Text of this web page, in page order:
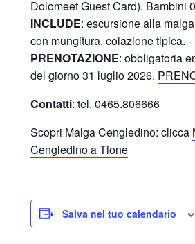
Dolomeet Guest Card). Bambini
INCLUDE: escursione alla
con mungitura, colazione tipica.
PRENOTAZIONE: obbligatoria
del giorno 31 luglio 2026.
Contatti: tel. 0465.806666
Scopri Malga Cengledino: clicca
Cengledino a Tione
Salva nel tuo calendario